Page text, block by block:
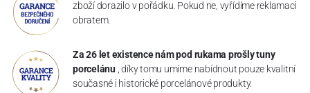
zboží dorazilo v pořádku. Pokud ne, vyřídíme reklamaci
obratem.
Za 26 let existence nám pod rukama prošly tuny
porcelánu , díky tomu umíme nabídnout pouze kvalitní
současné i historické porcelánové produkty.